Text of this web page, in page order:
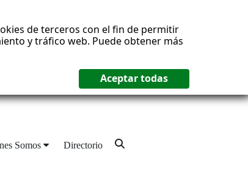
de terceros con el fin de permitir
y tráfico web. Puede obtener más
Somos Directorio